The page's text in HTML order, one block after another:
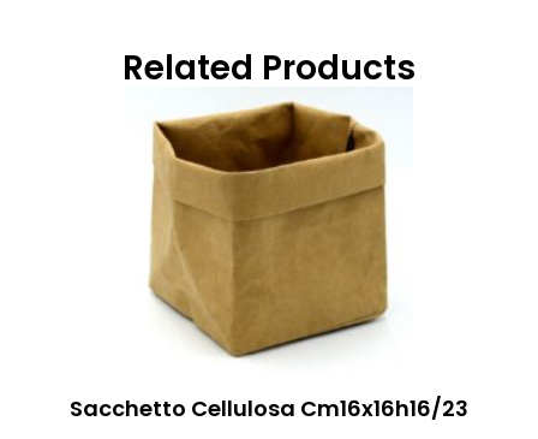
Related Products
Sacchetto Cellulosa Cm16x16h16/23